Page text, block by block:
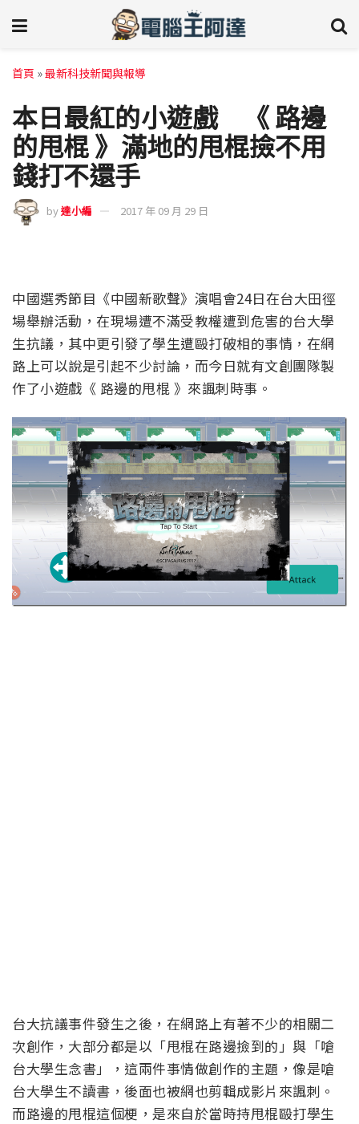
首頁 »最新科技新聞與報導
本日最紅的小遊戲 《 路邊
的甩棍 》滿地的甩棍撿不用
錢打不還手
by達小編 2017 年 09 月 29 日
中國選秀節目《中國新歌聲》演唱會24日在台大田徑
場舉辦活動，在現場遭不滿受教權遭到危害的台大學
生抗議，其中更引發了學生遭毆打破相的事情，在網
路上可以說是引起不少討論，而今日就有文創團隊製
作了小遊戲《 路邊的甩棍 》來諷刺時事。
台大抗議事件發生之後，在網路上有著不少的相關二
次創作，大部分都是以「甩棍在路邊撿到的」與「嗆
台大學生念書」，這兩件事情做創作的主題，像是嗆
台大學生不讀書，後面也被網也剪輯成影片來諷刺。
而路邊的甩棍這個梗，是來自於當時持甩棍毆打學生